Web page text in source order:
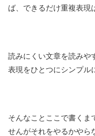
ば、できるだけ重複表現
読みにくい文章を読みや
表現をひとつにシンプル
そんなことここで書くま
せんがそれをやるかやら